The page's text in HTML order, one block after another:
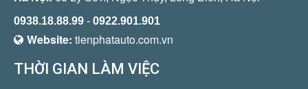
0938.18.88.99 - 0922.901.901
Website: tienphatauto.com.vn
THỜI GIAN LÀM VIỆC